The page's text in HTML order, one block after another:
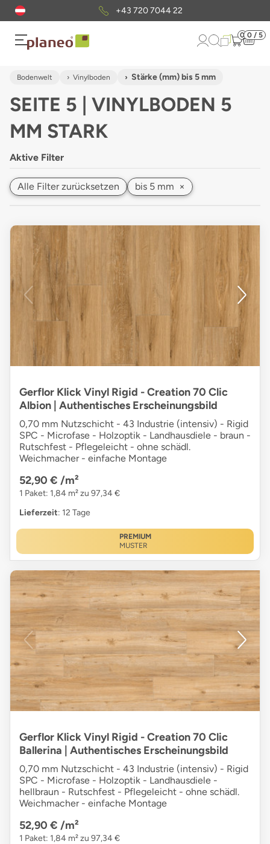
KostenloserMusterversand
0 0 / 5
Bodenwelt Vinylboden Stärke (mm) bis 5 mm
SEITE 5 | VINYLBODEN 5
MM STARK
Aktive Filter
Alle Filter zurücksetzen bis 5 mm ×
Gerflor Klick Vinyl Rigid - Creation 70 Clic
Albion | Authentisches Erscheinungsbild
0,70 mm Nutzschicht - 43 Industrie (intensiv) - Rigid
SPC - Microfase - Holzoptik - Landhausdiele - braun -
Rutschfest - Pflegeleicht - ohne schädl.
Weichmacher - einfache Montage
52,90 € /m²
1 Paket: 1,84 m² zu 97,34 €
Lieferzeit: 12 Tage
PREMIUM
MUSTER
Gerflor Klick Vinyl Rigid - Creation 70 Clic
Ballerina | Authentisches Erscheinungsbild
0,70 mm Nutzschicht - 43 Industrie (intensiv) - Rigid
SPC - Microfase - Holzoptik - Landhausdiele -
hellbraun - Rutschfest - Pflegeleicht - ohne schädl.
Weichmacher - einfache Montage
52,90 € /m²
1 Paket: 1,84 m² zu 97,34 €